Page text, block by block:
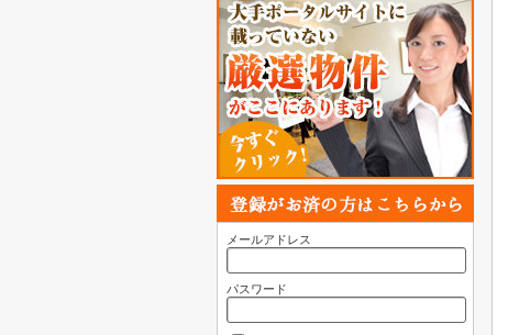
メールアドレス
パスワード